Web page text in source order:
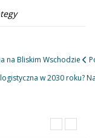
na Bliskim Wschodzie
w 2030 roku?